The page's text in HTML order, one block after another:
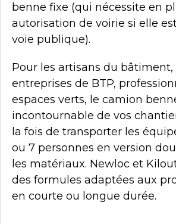
benne fixe (qui nécessite en
autorisation de voirie si elle
voie publique).
Pour les artisans du bâtiment,
entreprises de BTP,
espaces verts, le camion
incontournable de vos
la fois de transporter les
ou 7 personnes en version
les matériaux. Newloc et
des formules adaptées aux
en courte ou longue durée.